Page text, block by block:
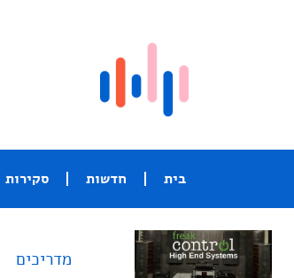
בית חדשות סקירות
מדריכים